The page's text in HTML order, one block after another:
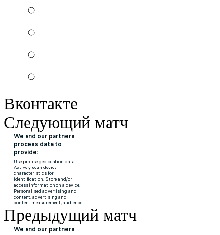
Вконтакте
Следующий матч
Предыдущий матч